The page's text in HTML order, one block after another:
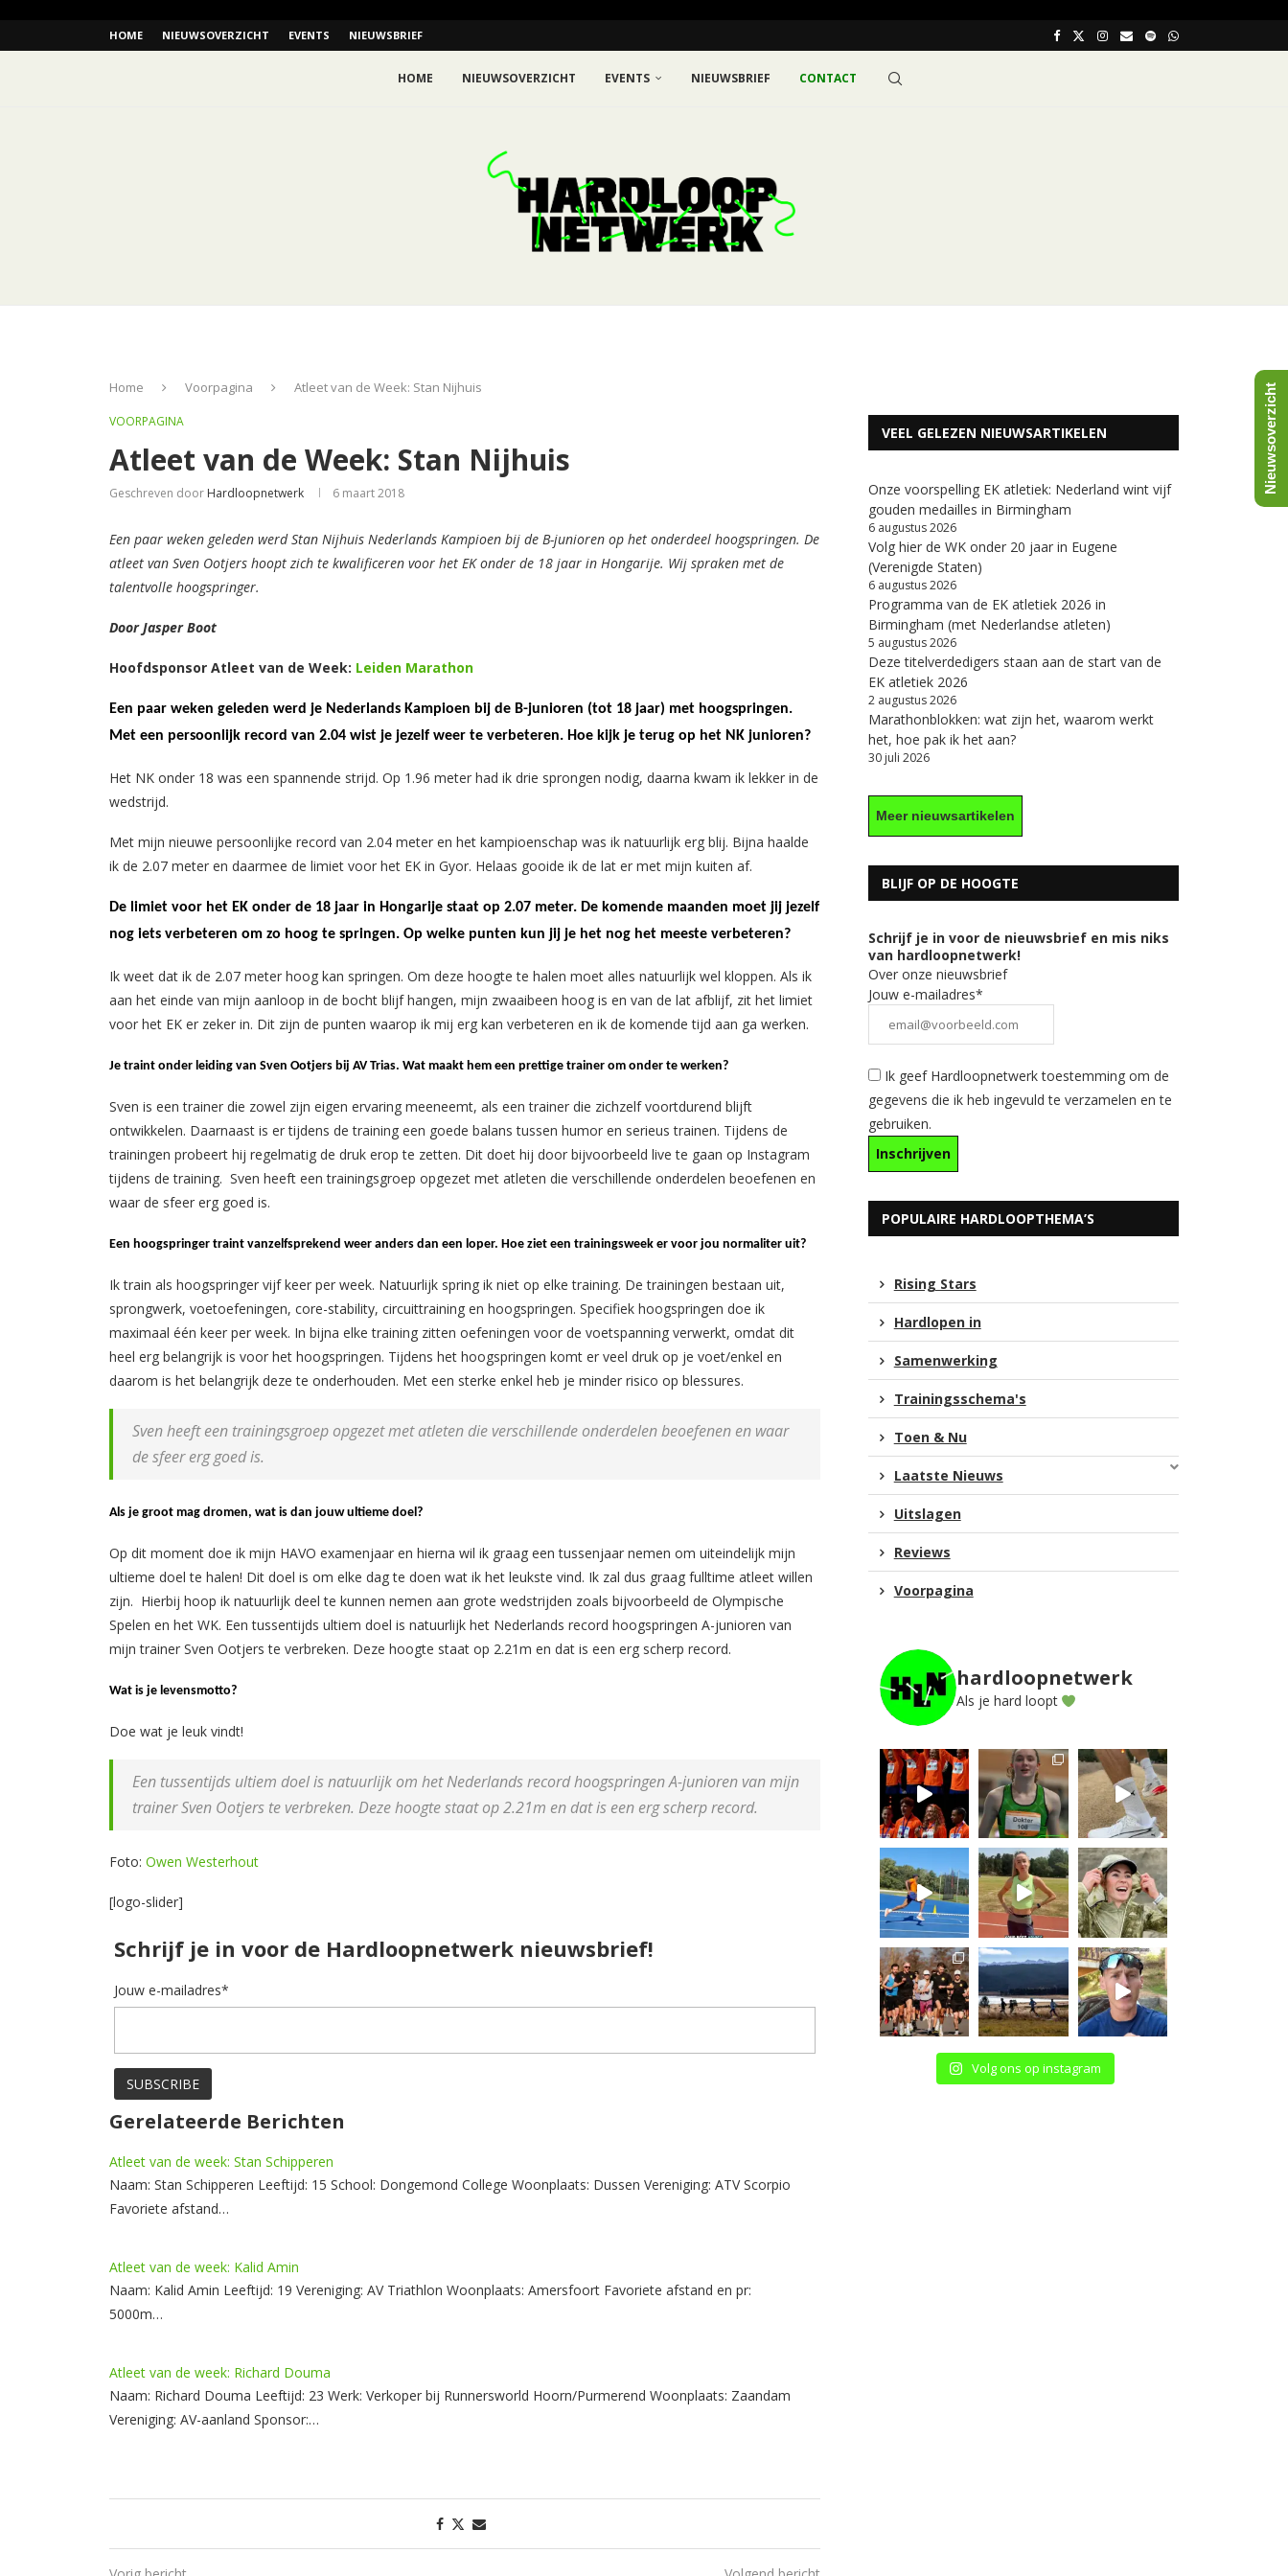
HOME NIEUWSOVERZICHT EVENTS NIEUWSBRIEF
HOME NIEUWSOVERZICHT EVENTS NIEUWSBRIEF CONTACT
Home Voorpagina Atleet van de Week: Stan Nijhuis
VOORPAGINA
Atleet van de Week: Stan Nijhuis
Geschreven door Hardloopnetwerk 6 maart 2018
Een paar weken geleden werd Stan Nijhuis Nederlands Kampioen bij de B-junioren op het onderdeel hoogspringen. De
atleet van Sven Ootjers hoopt zich te kwalificeren voor het EK onder de 18 jaar in Hongarije. Wij spraken met de
talentvolle hoogspringer.
Door Jasper Boot
Hoofdsponsor Atleet van de Week: Leiden Marathon
Een paar weken geleden werd je Nederlands Kampioen bij de B-junioren (tot 18 jaar) met hoogspringen.
Met een persoonlijk record van 2.04 wist je jezelf weer te verbeteren. Hoe kijk je terug op het NK junioren?
Het NK onder 18 was een spannende strijd. Op 1.96 meter had ik drie sprongen nodig, daarna kwam ik lekker in de
wedstrijd.
Met mijn nieuwe persoonlijke record van 2.04 meter en het kampioenschap was ik natuurlijk erg blij. Bijna haalde
ik de 2.07 meter en daarmee de limiet voor het EK in Gyor. Helaas gooide ik de lat er met mijn kuiten af.
De limiet voor het EK onder de 18 jaar in Hongarije staat op 2.07 meter. De komende maanden moet jij jezelf
nog iets verbeteren om zo hoog te springen. Op welke punten kun jij je het nog het meeste verbeteren?
Ik weet dat ik de 2.07 meter hoog kan springen. Om deze hoogte te halen moet alles natuurlijk wel kloppen. Als ik
aan het einde van mijn aanloop in de bocht blijf hangen, mijn zwaaibeen hoog is en van de lat afblijf, zit het limiet
voor het EK er zeker in. Dit zijn de punten waarop ik mij erg kan verbeteren en ik de komende tijd aan ga werken.
Je traint onder leiding van Sven Ootjers bij AV Trias. Wat maakt hem een prettige trainer om onder te werken?
Sven is een trainer die zowel zijn eigen ervaring meeneemt, als een trainer die zichzelf voortdurend blijft
ontwikkelen. Daarnaast is er tijdens de training een goede balans tussen humor en serieus trainen. Tijdens de
trainingen probeert hij regelmatig de druk erop te zetten. Dit doet hij door bijvoorbeeld live te gaan op Instagram
tijdens de training. Sven heeft een trainingsgroep opgezet met atleten die verschillende onderdelen beoefenen en
waar de sfeer erg goed is.
Een hoogspringer traint vanzelfsprekend weer anders dan een loper. Hoe ziet een trainingsweek er voor jou normaliter uit?
Ik train als hoogspringer vijf keer per week. Natuurlijk spring ik niet op elke training. De trainingen bestaan uit,
sprongwerk, voetoefeningen, core-stability, circuittraining en hoogspringen. Specifiek hoogspringen doe ik
maximaal één keer per week. In bijna elke training zitten oefeningen voor de voetspanning verwerkt, omdat dit
heel erg belangrijk is voor het hoogspringen. Tijdens het hoogspringen komt er veel druk op je voet/enkel en
daarom is het belangrijk deze te onderhouden. Met een sterke enkel heb je minder risico op blessures.
Sven heeft een trainingsgroep opgezet met atleten die verschillende onderdelen beoefenen en waar
de sfeer erg goed is.
Als je groot mag dromen, wat is dan jouw ultieme doel?
Op dit moment doe ik mijn HAVO examenjaar en hierna wil ik graag een tussenjaar nemen om uiteindelijk mijn
ultieme doel te halen! Dit doel is om elke dag te doen wat ik het leukste vind. Ik zal dus graag fulltime atleet willen
zijn. Hierbij hoop ik natuurlijk deel te kunnen nemen aan grote wedstrijden zoals bijvoorbeeld de Olympische
Spelen en het WK. Een tussentijds ultiem doel is natuurlijk het Nederlands record hoogspringen A-junioren van
mijn trainer Sven Ootjers te verbreken. Deze hoogte staat op 2.21m en dat is een erg scherp record.
Wat is je levensmotto?
Doe wat je leuk vindt!
Een tussentijds ultiem doel is natuurlijk om het Nederlands record hoogspringen A-junioren van mijn
trainer Sven Ootjers te verbreken. Deze hoogte staat op 2.21m en dat is een erg scherp record.
Foto: Owen Westerhout
[logo-slider]
Schrijf je in voor de Hardloopnetwerk nieuwsbrief!
Jouw e-mailadres*
Gerelateerde Berichten
Atleet van de week: Stan Schipperen
Naam: Stan Schipperen Leeftijd: 15 School: Dongemond College Woonplaats: Dussen Vereniging: ATV Scorpio
Favoriete afstand…
Atleet van de week: Kalid Amin
Naam: Kalid Amin Leeftijd: 19 Vereniging: AV Triathlon Woonplaats: Amersfoort Favoriete afstand en pr:
5000m…
Atleet van de week: Richard Douma
Naam: Richard Douma Leeftijd: 23 Werk: Verkoper bij Runnersworld Hoorn/Purmerend Woonplaats: Zaandam
Vereniging: AV-aanland Sponsor:…
VEEL GELEZEN NIEUWSARTIKELEN
Onze voorspelling EK atletiek: Nederland wint vijf
gouden medailles in Birmingham
6 augustus 2026
Volg hier de WK onder 20 jaar in Eugene
(Verenigde Staten)
6 augustus 2026
Programma van de EK atletiek 2026 in
Birmingham (met Nederlandse atleten)
5 augustus 2026
Deze titelverdedigers staan aan de start van de
EK atletiek 2026
2 augustus 2026
Marathonblokken: wat zijn het, waarom werkt
het, hoe pak ik het aan?
30 juli 2026
Meer nieuwsartikelen
BLIJF OP DE HOOGTE
Schrijf je in voor de nieuwsbrief en mis niks
van hardloopnetwerk!
Over onze nieuwsbrief
Jouw e-mailadres*
Ik geef Hardloopnetwerk toestemming om de
gegevens die ik heb ingevuld te verzamelen en te
gebruiken.
POPULAIRE HARDLOOPTHEMA’S
Rising Stars
Hardlopen in
Samenwerking
Trainingsschema's
Toen & Nu
Laatste Nieuws
Uitslagen
Reviews
Voorpagina
hardloopnetwerk
Als je hard loopt
Volg ons op instagram
Nieuwsoverzicht